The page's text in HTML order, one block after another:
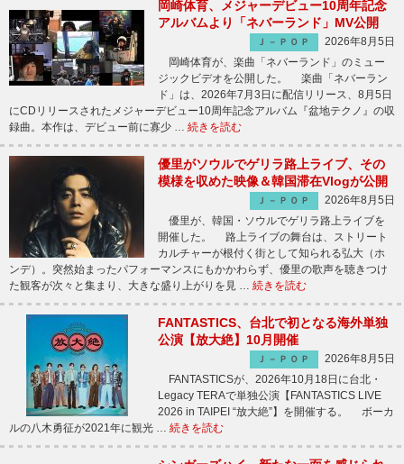
岡崎体育、メジャーデビュー10周年記念
アルバムより「ネバーランド」MV公開
Ｊ－ＰＯＰ
2026年8月5日
岡崎体育が、楽曲「ネバーランド」のミュー
ジックビデオを公開した。 楽曲「ネバーラン
ド」は、2026年7月3日に配信リリース、8月5日
にCDリリースされたメジャーデビュー10周年記念アルバム『盆地テクノ』の収
録曲。本作は、デビュー前に寡少 … 続きを読む
優里がソウルでゲリラ路上ライブ、その
模様を収めた映像＆韓国滞在Vlogが公開
Ｊ－ＰＯＰ
2026年8月5日
優里が、韓国・ソウルでゲリラ路上ライブを
開催した。 路上ライブの舞台は、ストリート
カルチャーが根付く街として知られる弘大（ホ
ンデ）。突然始まったパフォーマンスにもかかわらず、優里の歌声を聴きつけ
た観客が次々と集まり、大きな盛り上がりを見 … 続きを読む
FANTASTICS、台北で初となる海外単独
公演【放大絶】10月開催
Ｊ－ＰＯＰ
2026年8月5日
FANTASTICSが、2026年10月18日に台北・
Legacy TERAで単独公演【FANTASTICS LIVE
2026 in TAIPEI “放大絶”】を開催する。 ボーカ
ルの八木勇征が2021年に観光 … 続きを読む